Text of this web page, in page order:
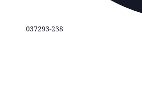
Telefon
037293-238